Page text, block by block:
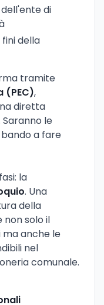
di
della
tramite
,
diretta
le
a fare
la
. Una
della
solo il
ma anche le
nel
comunale.